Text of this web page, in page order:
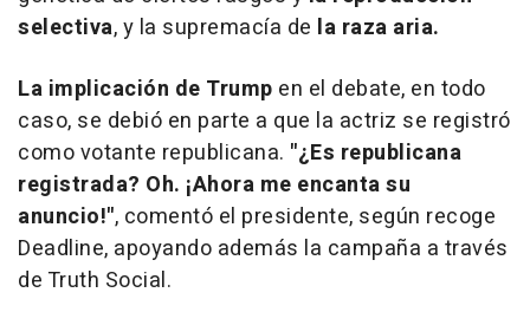
selectiva, y la supremacía de la raza aria.
La implicación de Trump en el debate, en todo
caso, se debió en parte a que la actriz se registró
como votante republicana. "¿Es republicana
registrada? Oh. ¡Ahora me encanta su
anuncio!", comentó el presidente, según recoge
Deadline, apoyando además la campaña a través
de Truth Social.